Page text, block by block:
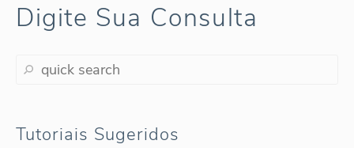
Digite Sua Consulta
Tutoriais Sugeridos